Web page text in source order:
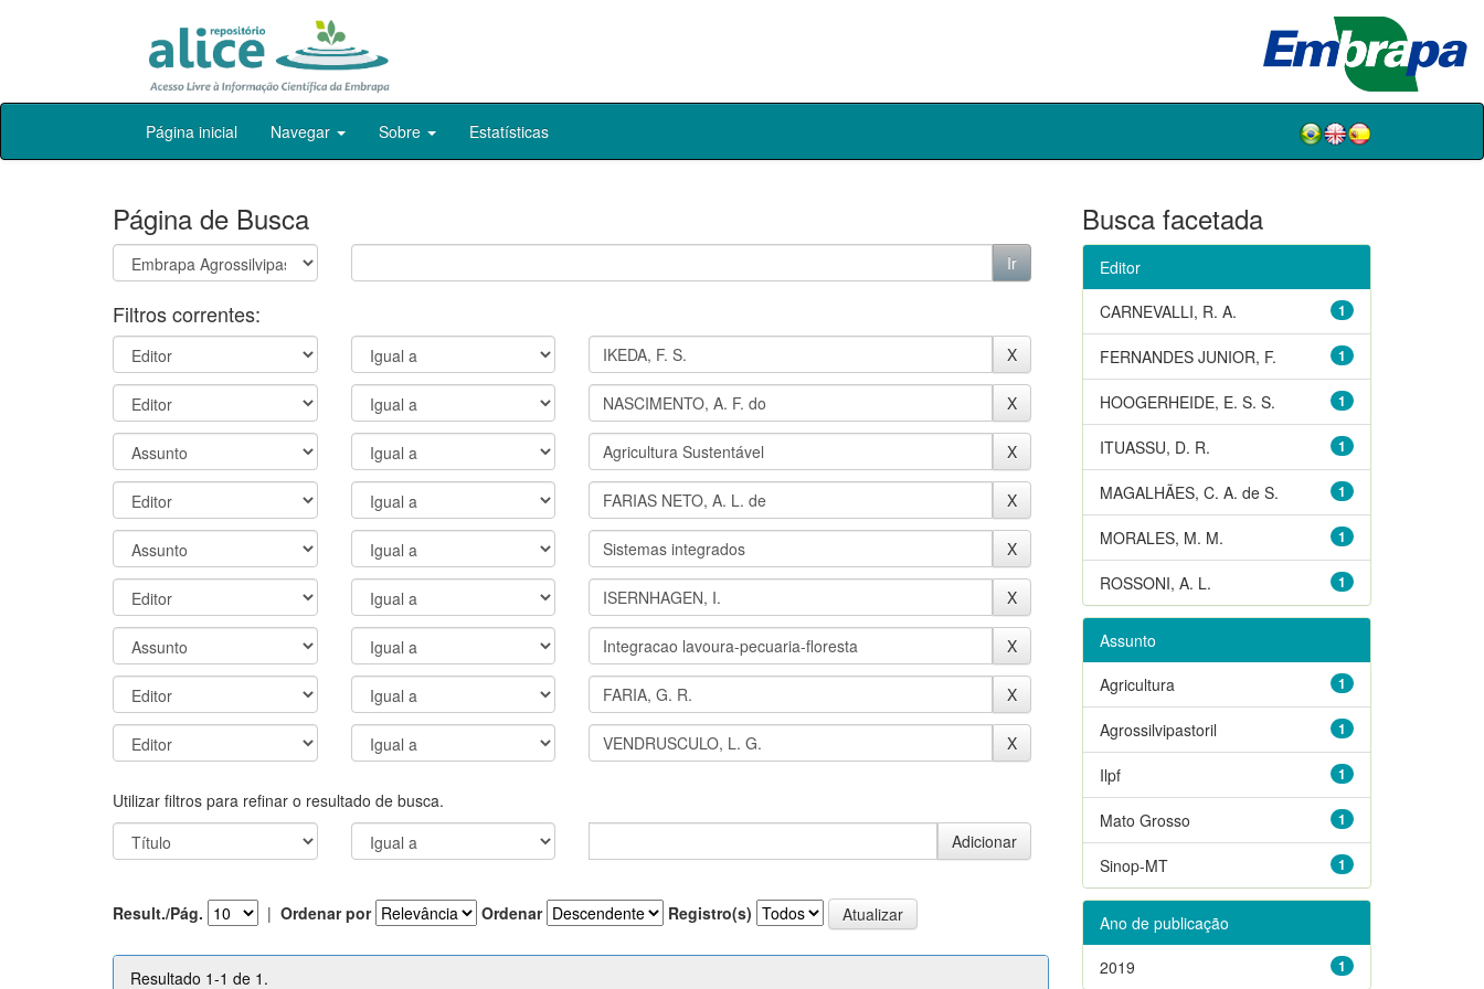
Skip
Página inicial Navegar Sobre Estatísticas
Página de Busca
Filtros correntes:
Utilizar filtros para refinar o resultado de busca.
Result./Pág. | Ordenar por Ordenar Registro(s)
Resultado 1-1 de 1.
Busca facetada
Editor
1
CARNEVALLI, R. A.
1
FERNANDES JUNIOR, F.
1
HOOGERHEIDE, E. S. S.
1
ITUASSU, D. R.
1
MAGALHÃES, C. A. de S.
1
MORALES, M. M.
1
ROSSONI, A. L.
Assunto
1
Agricultura
1
Agrossilvipastoril
1
Ilpf
1
Mato Grosso
1
Sinop-MT
Ano de publicação
1
2019